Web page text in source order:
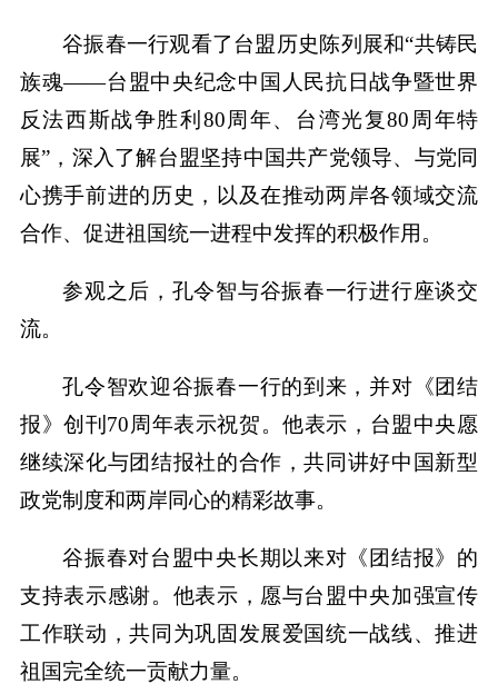
谷振春一行观看了台盟历史陈列展和“共铸民
族魂——台盟中央纪念中国人民抗日战争暨世界
反法西斯战争胜利80周年、台湾光复80周年特
展”，深入了解台盟坚持中国共产党领导、与党同
心携手前进的历史，以及在推动两岸各领域交流
合作、促进祖国统一进程中发挥的积极作用。
参观之后，孔令智与谷振春一行进行座谈交
流。
孔令智欢迎谷振春一行的到来，并对《团结
报》创刊70周年表示祝贺。他表示，台盟中央愿
继续深化与团结报社的合作，共同讲好中国新型
政党制度和两岸同心的精彩故事。
谷振春对台盟中央长期以来对《团结报》的
支持表示感谢。他表示，愿与台盟中央加强宣传
工作联动，共同为巩固发展爱国统一战线、推进
祖国完全统一贡献力量。